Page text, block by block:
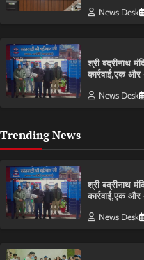
News Desk
श्री बद्रीनाथ
कार्रवाई,एक
News Desk
Trending News
श्री बद्रीनाथ
कार्रवाई,एक
News Desk